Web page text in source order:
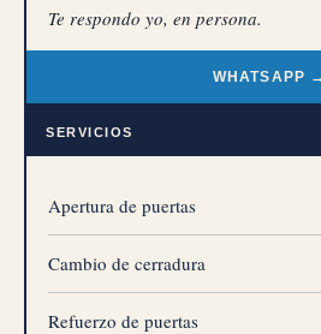
Te respondo yo, en persona.
WHATSAPP →
SERVICIOS
Apertura de puertas
Cambio de cerradura
Refuerzo de puertas